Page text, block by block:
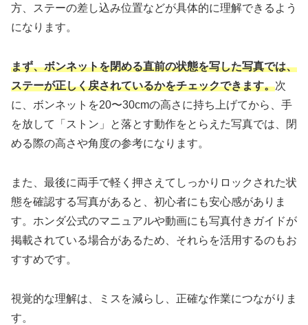
方、ステーの差し込み位置などが具体的に理解できるよう
になります。
まず、ボンネットを閉める直前の状態を写した写真では、
ステーが正しく戻されているかをチェックできます。次
に、ボンネットを20〜30cmの高さに持ち上げてから、手
を放して「ストン」と落とす動作をとらえた写真では、閉
める際の高さや角度の参考になります。
また、最後に両手で軽く押さえてしっかりロックされた状
態を確認する写真があると、初心者にも安心感がありま
す。ホンダ公式のマニュアルや動画にも写真付きガイドが
掲載されている場合があるため、それらを活用するのもお
すすめです。
視覚的な理解は、ミスを減らし、正確な作業につながりま
す。